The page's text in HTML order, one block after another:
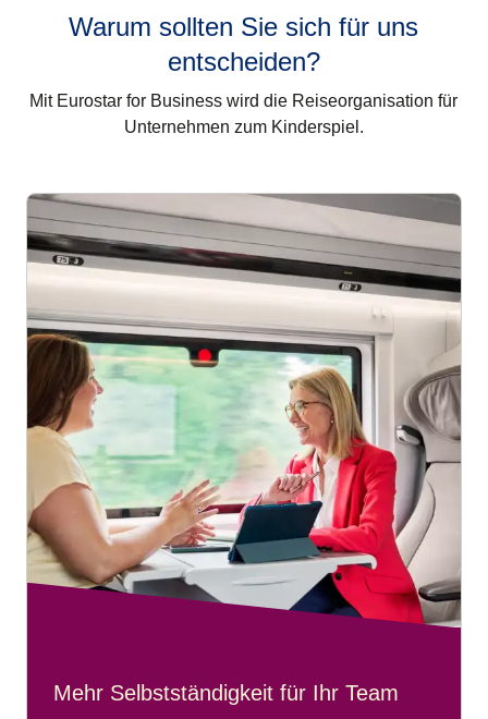
Warum sollten Sie sich für uns
entscheiden?
Mit Eurostar for Business wird die Reiseorganisation für
Unternehmen zum Kinderspiel.
Mehr Selbstständigkeit für Ihr Team